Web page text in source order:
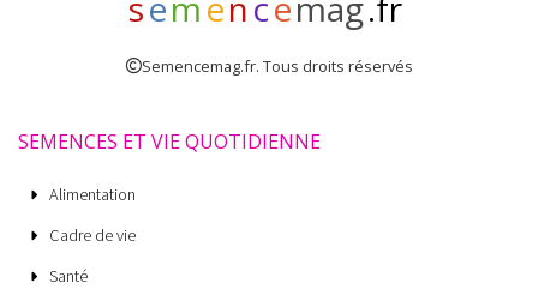
Semencemag.fr. Tous droits réservés
SEMENCES ET VIE QUOTIDIENNE
Alimentation
Cadre de vie
Santé